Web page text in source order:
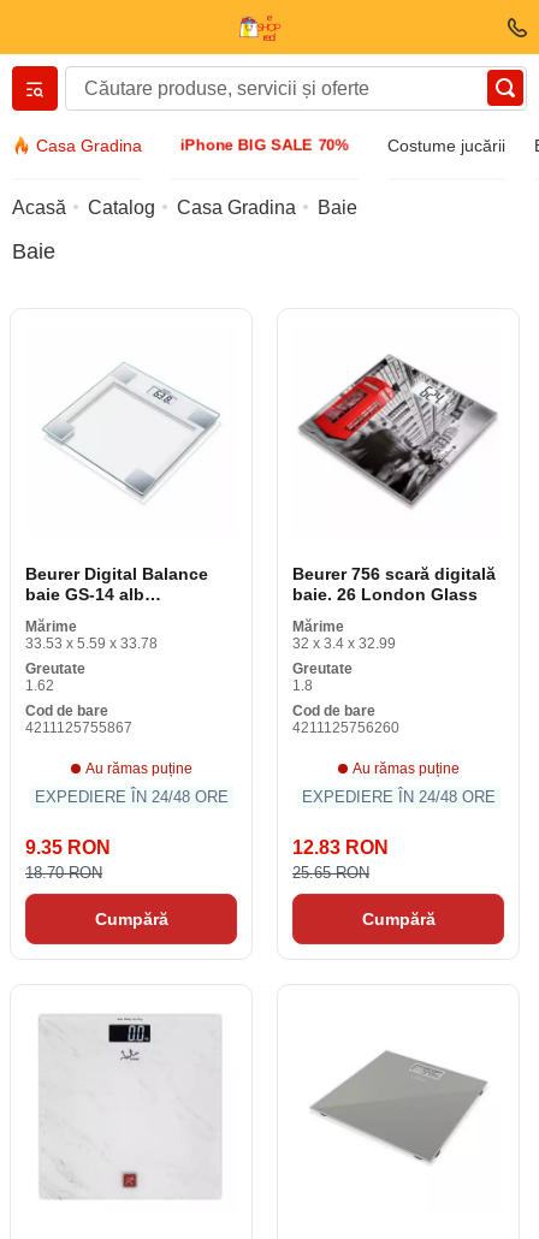
Casa Gradina iPhone BIG SALE 70% Costume jucării
Вернуться назад
Accesorii
Bijuterii
Ceas de mână
Acasă Catalog Casa Gradina Baie
Baie
Beurer Digital Balance
baie GS-14 alb
transparent
Mărime
33.53 x 5.59 x 33.78
Greutate
1.62
Cod de bare
4211125755867
Au rămas puține
EXPEDIERE ÎN 24/48 ORE
9.35 RON
18.70 RON
Cumpără
Beurer 756 scară digitală
baie. 26 London Glass
Mărime
32 x 3.4 x 32.99
Greutate
1.8
Cod de bare
4211125756260
Au rămas puține
EXPEDIERE ÎN 24/48 ORE
12.83 RON
25.65 RON
Cumpără